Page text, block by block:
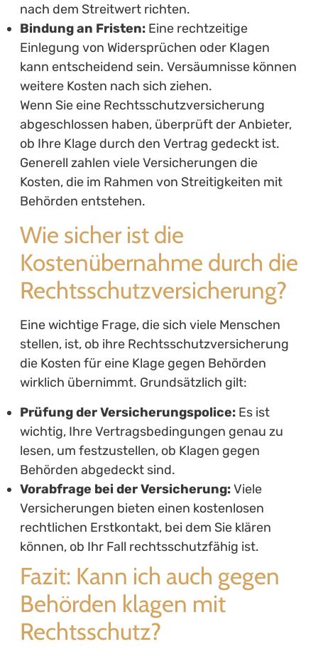
nach dem Streitwert richten.
Bindung an Fristen:Eine rechtzeitige
Einlegung von Widersprüchen oder Klagen
kann entscheidend sein. Versäumnisse können
weitere Kosten nach sich ziehen.
Wenn Sie eine Rechtsschutzversicherung
abgeschlossen haben, überprüft der Anbieter,
ob Ihre Klage durch den Vertrag gedeckt ist.
Generell zahlen viele Versicherungen die
Kosten, die im Rahmen von Streitigkeiten mit
Behörden entstehen.
Wie sicher ist die
Kostenübernahme durch die
Rechtsschutzversicherung?
Eine wichtige Frage, die sich viele Menschen
stellen, ist, ob ihre Rechtsschutzversicherung
die Kosten für eine Klage gegen Behörden
wirklich übernimmt. Grundsätzlich gilt:
Prüfung der Versicherungspolice:Es ist
wichtig, Ihre Vertragsbedingungen genau zu
lesen, um festzustellen, ob Klagen gegen
Behörden abgedeckt sind.
Vorabfrage bei der Versicherung:Viele
Versicherungen bieten einen kostenlosen
rechtlichen Erstkontakt, bei dem Sie klären
können, ob Ihr Fall rechtsschutzfähig ist.
Fazit: Kann ich auch gegen
Behörden klagen mit
Rechtsschutz?